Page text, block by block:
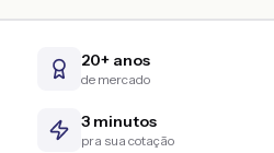
20+ anos
de mercado
3 minutos
pra sua cotação